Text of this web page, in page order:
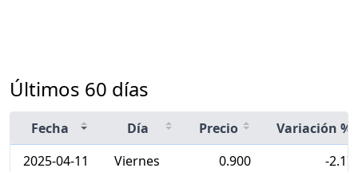
Últimos 60 días
Fecha Día Precio
Variación %
2025-04-11
Viernes 0.900
-